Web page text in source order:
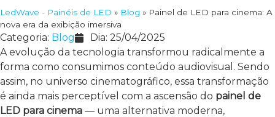
LedWave - Painéis de LED » Blog » Painel de LED para cinema: A
nova era da exibição imersiva
Categoria: Blog Dia: 25/04/2025
A evolução da tecnologia transformou radicalmente a
forma como consumimos conteúdo audiovisual. Sendo
assim, no universo cinematográfico, essa transformação
é ainda mais perceptível com a ascensão do painel de
LED para cinema — uma alternativa moderna,